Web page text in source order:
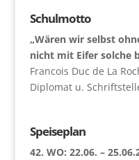
Schulmotto
„Wären wir selbst
nicht mit Eifer solche
Francois Duc de La
Diplomat u.
Speiseplan
42. WO: 22.06. –